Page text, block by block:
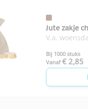
Jute zakje
V.a.
Bij 1000 stuks
Vanaf € 2,85